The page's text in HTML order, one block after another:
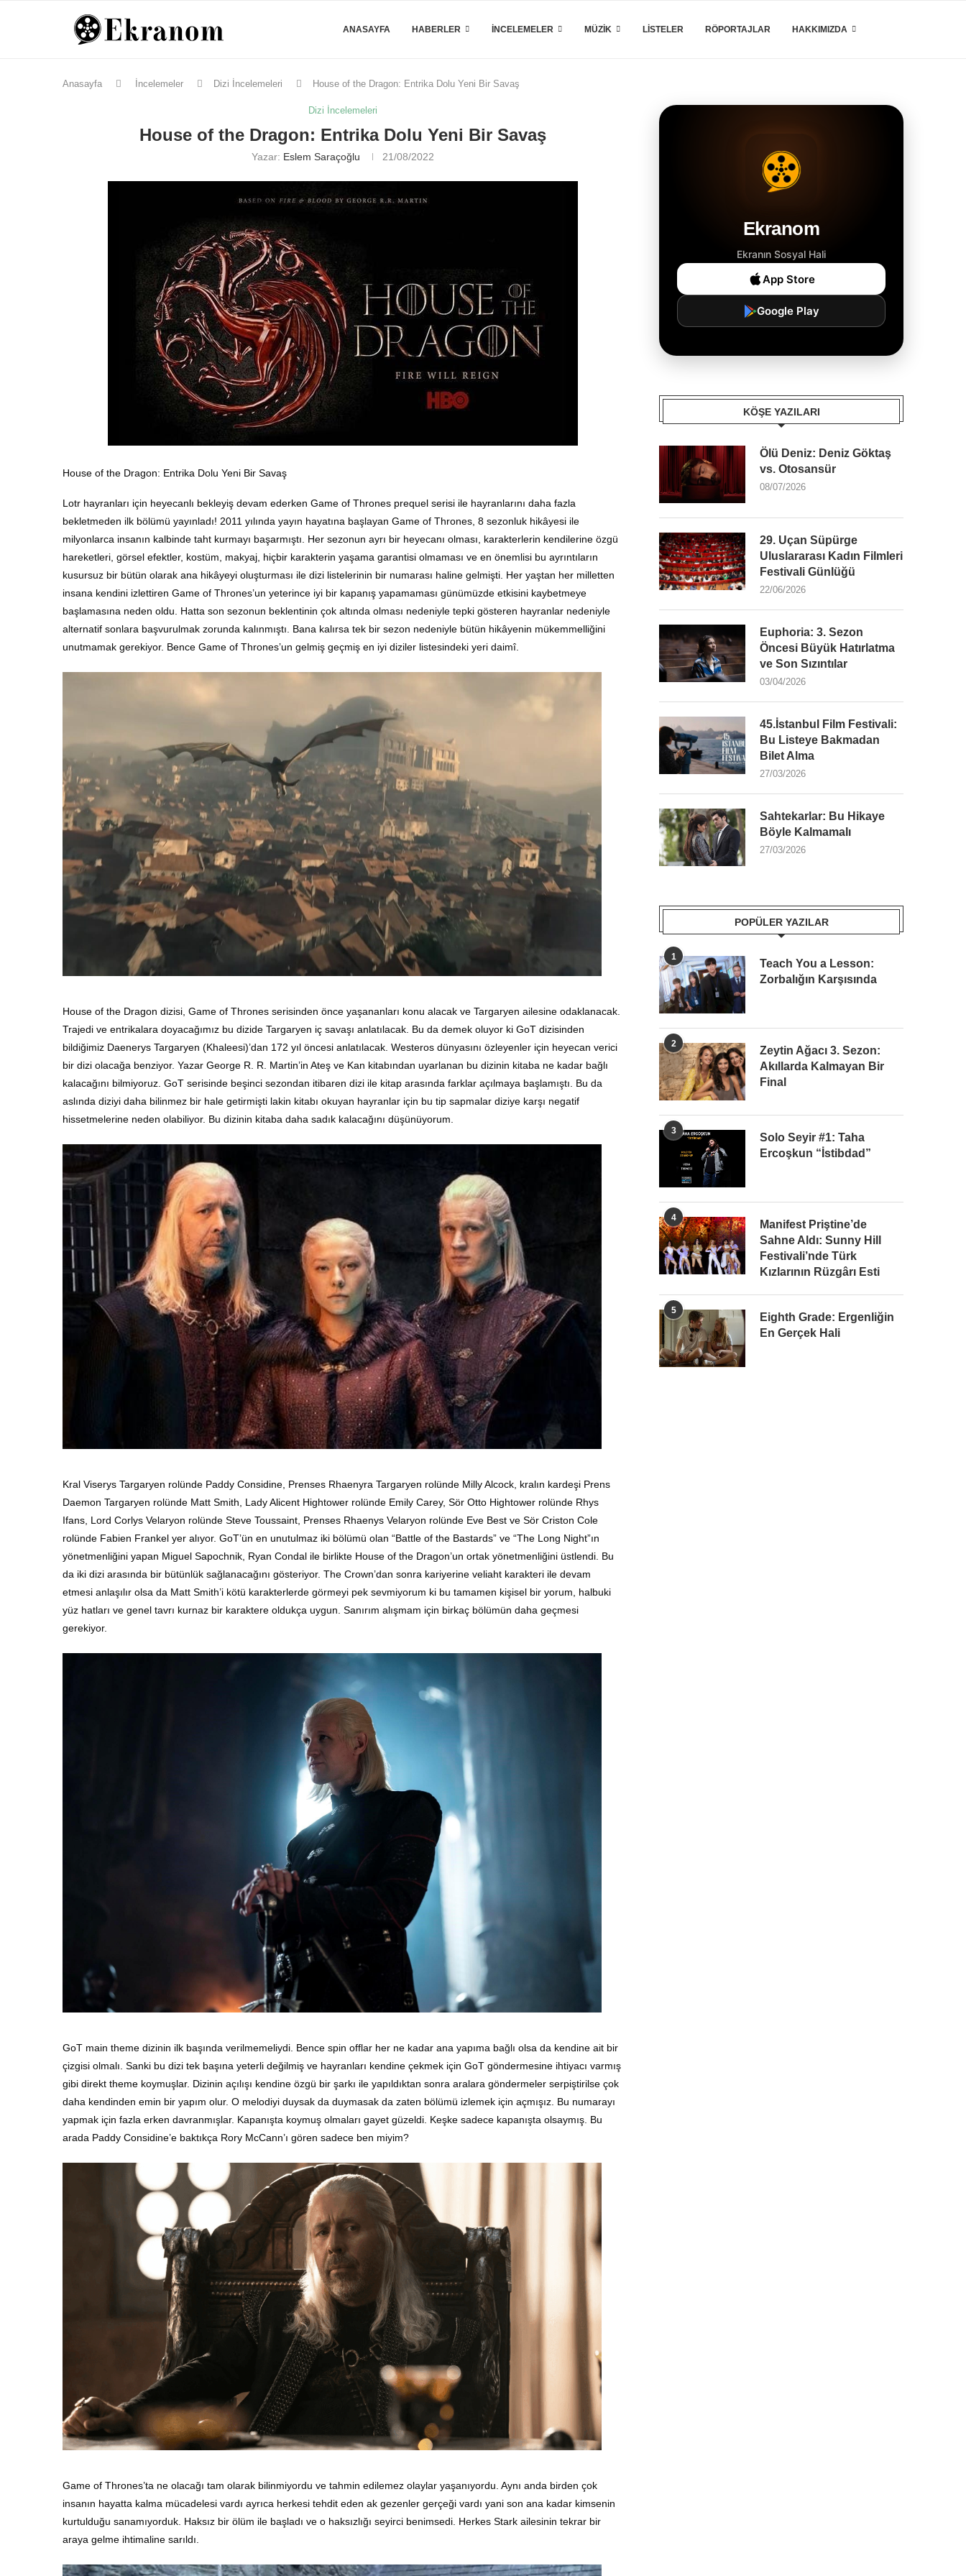
ANASAYFA HABERLER İNCELEMELER MÜZIK LISTELER RÖPORTAJLAR HAKKIMIZDA
Anasayfa İncelemeler Dizi İncelemeleri House of the Dragon: Entrika Dolu Yeni Bir Savaş
Dizi İncelemeleri
House of the Dragon: Entrika Dolu Yeni Bir Savaş
Yazar: Eslem Saraçoğlu 21/08/2022
House of the Dragon: Entrika Dolu Yeni Bir Savaş
Lotr hayranları için heyecanlı bekleyiş devam ederken Game of Thrones prequel serisi ile hayranlarını daha fazla
bekletmeden ilk bölümü yayınladı! 2011 yılında yayın hayatına başlayan Game of Thrones, 8 sezonluk hikâyesi ile
milyonlarca insanın kalbinde taht kurmayı başarmıştı. Her sezonun ayrı bir heyecanı olması, karakterlerin kendilerine özgü
hareketleri, görsel efektler, kostüm, makyaj, hiçbir karakterin yaşama garantisi olmaması ve en önemlisi bu ayrıntıların
kusursuz bir bütün olarak ana hikâyeyi oluşturması ile dizi listelerinin bir numarası haline gelmişti. Her yaştan her milletten
insana kendini izlettiren Game of Thrones’un yeterince iyi bir kapanış yapamaması günümüzde etkisini kaybetmeye
başlamasına neden oldu. Hatta son sezonun beklentinin çok altında olması nedeniyle tepki gösteren hayranlar nedeniyle
alternatif sonlara başvurulmak zorunda kalınmıştı. Bana kalırsa tek bir sezon nedeniyle bütün hikâyenin mükemmelliğini
unutmamak gerekiyor. Bence Game of Thrones’un gelmiş geçmiş en iyi diziler listesindeki yeri daimî.
House of the Dragon dizisi, Game of Thrones serisinden önce yaşananları konu alacak ve Targaryen ailesine odaklanacak.
Trajedi ve entrikalara doyacağımız bu dizide Targaryen iç savaşı anlatılacak. Bu da demek oluyor ki GoT dizisinden
bildiğimiz Daenerys Targaryen (Khaleesi)’dan 172 yıl öncesi anlatılacak. Westeros dünyasını özleyenler için heyecan verici
bir dizi olacağa benziyor. Yazar George R. R. Martin’in Ateş ve Kan kitabından uyarlanan bu dizinin kitaba ne kadar bağlı
kalacağını bilmiyoruz. GoT serisinde beşinci sezondan itibaren dizi ile kitap arasında farklar açılmaya başlamıştı. Bu da
aslında diziyi daha bilinmez bir hale getirmişti lakin kitabı okuyan hayranlar için bu tip sapmalar diziye karşı negatif
hissetmelerine neden olabiliyor. Bu dizinin kitaba daha sadık kalacağını düşünüyorum.
Kral Viserys Targaryen rolünde Paddy Considine, Prenses Rhaenyra Targaryen rolünde Milly Alcock, kralın kardeşi Prens
Daemon Targaryen rolünde Matt Smith, Lady Alicent Hightower rolünde Emily Carey, Sör Otto Hightower rolünde Rhys
Ifans, Lord Corlys Velaryon rolünde Steve Toussaint, Prenses Rhaenys Velaryon rolünde Eve Best ve Sör Criston Cole
rolünde Fabien Frankel yer alıyor. GoT’ün en unutulmaz iki bölümü olan “Battle of the Bastards” ve “The Long Night”ın
yönetmenliğini yapan Miguel Sapochnik, Ryan Condal ile birlikte House of the Dragon’un ortak yönetmenliğini üstlendi. Bu
da iki dizi arasında bir bütünlük sağlanacağını gösteriyor. The Crown’dan sonra kariyerine veliaht karakteri ile devam
etmesi anlaşılır olsa da Matt Smith’i kötü karakterlerde görmeyi pek sevmiyorum ki bu tamamen kişisel bir yorum, halbuki
yüz hatları ve genel tavrı kurnaz bir karaktere oldukça uygun. Sanırım alışmam için birkaç bölümün daha geçmesi
gerekiyor.
GoT main theme dizinin ilk başında verilmemeliydi. Bence spin offlar her ne kadar ana yapıma bağlı olsa da kendine ait bir
çizgisi olmalı. Sanki bu dizi tek başına yeterli değilmiş ve hayranları kendine çekmek için GoT göndermesine ihtiyacı varmış
gibi direkt theme koymuşlar. Dizinin açılışı kendine özgü bir şarkı ile yapıldıktan sonra aralara göndermeler serpiştirilse çok
daha kendinden emin bir yapım olur. O melodiyi duysak da duymasak da zaten bölümü izlemek için açmışız. Bu numarayı
yapmak için fazla erken davranmışlar. Kapanışta koymuş olmaları gayet güzeldi. Keşke sadece kapanışta olsaymış. Bu
arada Paddy Considine’e baktıkça Rory McCann’ı gören sadece ben miyim?
Game of Thrones’ta ne olacağı tam olarak bilinmiyordu ve tahmin edilemez olaylar yaşanıyordu. Aynı anda birden çok
insanın hayatta kalma mücadelesi vardı ayrıca herkesi tehdit eden ak gezenler gerçeği vardı yani son ana kadar kimsenin
kurtulduğu sanamıyorduk. Haksız bir ölüm ile başladı ve o haksızlığı seyirci benimsedi. Herkes Stark ailesinin tekrar bir
araya gelme ihtimaline sarıldı.
Ekranom
Ekranın Sosyal Hali
App Store
Google Play
KÖŞE YAZILARI
Ölü Deniz: Deniz Göktaş
vs. Otosansür
08/07/2026
29. Uçan Süpürge
Uluslararası Kadın Filmleri
Festivali Günlüğü
22/06/2026
Euphoria: 3. Sezon
Öncesi Büyük Hatırlatma
ve Son Sızıntılar
03/04/2026
45.İstanbul Film Festivali:
Bu Listeye Bakmadan
Bilet Alma
27/03/2026
Sahtekarlar: Bu Hikaye
Böyle Kalmamalı
27/03/2026
POPÜLER YAZILAR
1
Teach You a Lesson:
Zorbalığın Karşısında
2
Zeytin Ağacı 3. Sezon:
Akıllarda Kalmayan Bir
Final
3
Solo Seyir #1: Taha
Ercoşkun “İstibdad”
4
Manifest Priştine’de
Sahne Aldı: Sunny Hill
Festivali’nde Türk
Kızlarının Rüzgârı Esti
5
Eighth Grade: Ergenliğin
En Gerçek Hali